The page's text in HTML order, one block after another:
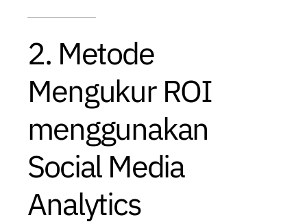
2. Metode
Mengukur ROI
menggunakan
Social Media
Analytics